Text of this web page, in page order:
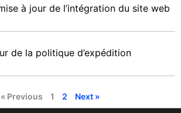
à jour de l’intégration du site web
de la politique d’expédition
« Previous 1 2 Next »